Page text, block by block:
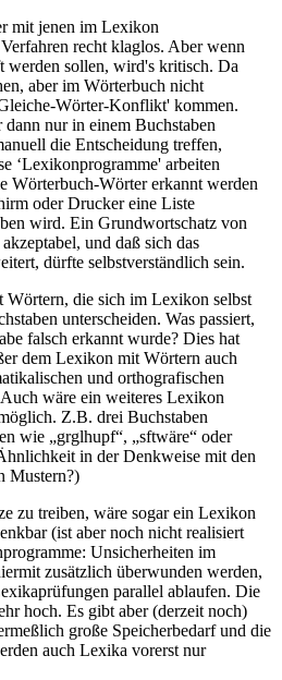
mit jenen im Lexikon
recht klaglos. Aber wenn
werden sollen, wird's kritisch. Da
aber im Wörterbuch nicht
Wörter-Konflikt' kommen.
nur in einem Buchstaben
die Entscheidung treffen,
‘Lexikonprogramme' arbeiten
Wörterbuch-Wörter erkannt werden
oder Drucker eine Liste
wird. Ein Grundwortschatz von
und daß sich das
dürfte selbstverständlich sein.
Wörtern, die sich im Lexikon selbst
unterscheiden. Was passiert,
falsch erkannt wurde? Dies hat
dem Lexikon mit Wörtern auch
und orthografischen
wäre ein weiteres Lexikon
Z.B. drei Buchstaben
wie „grglhupf“, „sftwäre“ oder
in der Denkweise mit den
Mustern?)
zu treiben, wäre sogar ein Lexikon
(ist aber noch nicht realisiert
Unsicherheiten im
zusätzlich überwunden werden,
parallel ablaufen. Die
hoch. Es gibt aber (derzeit noch)
große Speicherbedarf und die
auch Lexika vorerst nur